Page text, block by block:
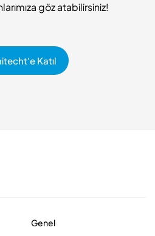
göz atabilirsiniz!
Katıl
Genel